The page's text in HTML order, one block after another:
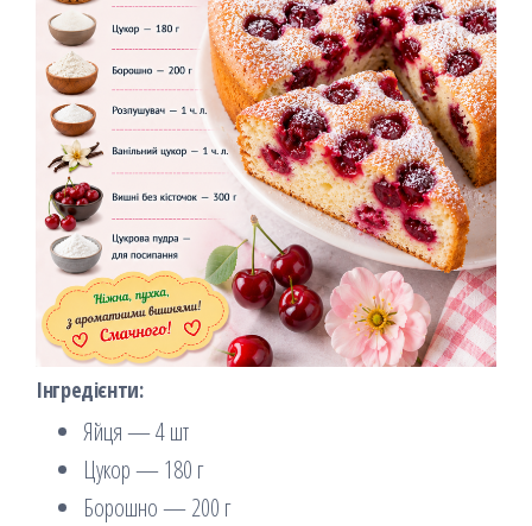
Інгредієнти:
Яйця — 4 шт
Цукор — 180 г
Борошно — 200 г